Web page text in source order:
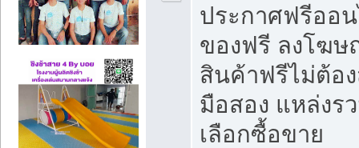
ประกาศฟรีออ
ของฟรี ลงโฆ
สินค้าฟรีไม่ต้อ
มือสอง แหล่งร
เลือกซื้อขาย